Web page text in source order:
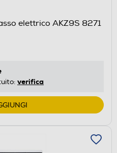
elettrico AKZ9S 8271
verifica